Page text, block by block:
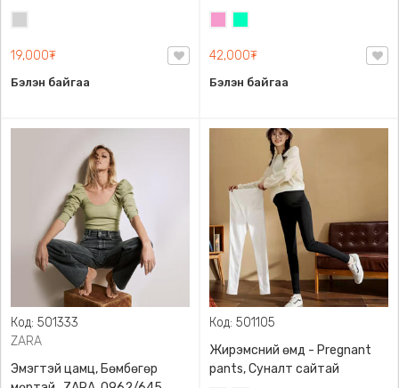
сонголттой
19,000₮
Бэлэн байгаа
жинд таарна
42,000₮
Бэлэн байгаа
Код: 501333
ZARA
Эмэгтэй цамц, Бөмбөгөр
Код: 501105
Жирэмсний өмд - Pregnant
pants, Суналт сайтай